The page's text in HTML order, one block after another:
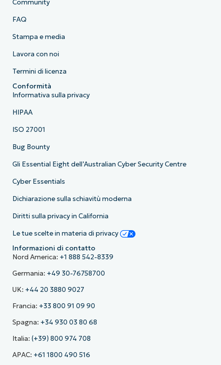
Community
FAQ
Stampa e media
Lavora con noi
Termini di licenza
Conformità
Informativa sulla privacy
HIPAA
ISO 27001
Bug Bounty
Gli Essential Eight dell’Australian Cyber Security Centre
Cyber Essentials
Dichiarazione sulla schiavitù moderna
Diritti sulla privacy in California
Le tue scelte in materia di privacy
Informazioni di contatto
Nord America: +1 888 542-8339
Germania: +49 30-76758700
UK: +44 20 3880 9027
Francia: +33 800 91 09 90
Spagna: +34 930 03 80 68
Italia: (+39) 800 974 708
APAC: +61 1800 490 516